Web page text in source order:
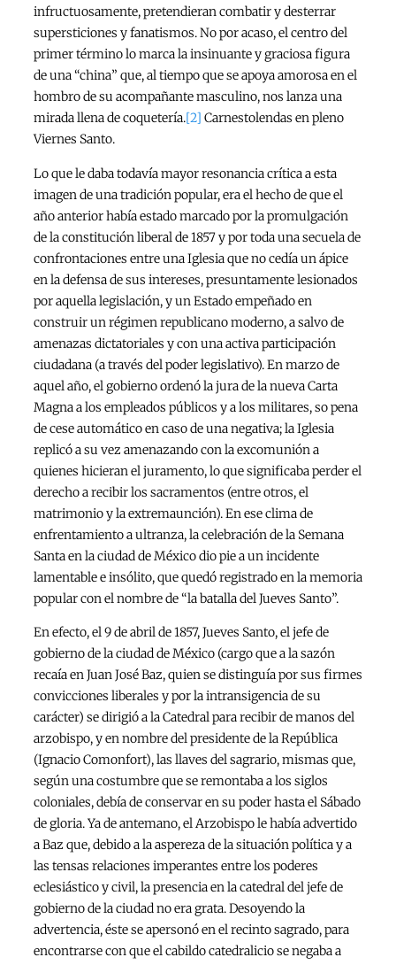
infructuosamente, pretendieran combatir y desterrar
supersticiones y fanatismos. No por acaso, el centro del
primer término lo marca la insinuante y graciosa figura
de una “china” que, al tiempo que se apoya amorosa en el
hombro de su acompañante masculino, nos lanza una
mirada llena de coquetería.[2] Carnestolendas en pleno
Viernes Santo.
Lo que le daba todavía mayor resonancia crítica a esta
imagen de una tradición popular, era el hecho de que el
año anterior había estado marcado por la promulgación
de la constitución liberal de 1857 y por toda una secuela de
confrontaciones entre una Iglesia que no cedía un ápice
en la defensa de sus intereses, presuntamente lesionados
por aquella legislación, y un Estado empeñado en
construir un régimen republicano moderno, a salvo de
amenazas dictatoriales y con una activa participación
ciudadana (a través del poder legislativo). En marzo de
aquel año, el gobierno ordenó la jura de la nueva Carta
Magna a los empleados públicos y a los militares, so pena
de cese automático en caso de una negativa; la Iglesia
replicó a su vez amenazando con la excomunión a
quienes hicieran el juramento, lo que significaba perder el
derecho a recibir los sacramentos (entre otros, el
matrimonio y la extremaunción). En ese clima de
enfrentamiento a ultranza, la celebración de la Semana
Santa en la ciudad de México dio pie a un incidente
lamentable e insólito, que quedó registrado en la memoria
popular con el nombre de “la batalla del Jueves Santo”.
En efecto, el 9 de abril de 1857, Jueves Santo, el jefe de
gobierno de la ciudad de México (cargo que a la sazón
recaía en Juan José Baz, quien se distinguía por sus firmes
convicciones liberales y por la intransigencia de su
carácter) se dirigió a la Catedral para recibir de manos del
arzobispo, y en nombre del presidente de la República
(Ignacio Comonfort), las llaves del sagrario, mismas que,
según una costumbre que se remontaba a los siglos
coloniales, debía de conservar en su poder hasta el Sábado
de gloria. Ya de antemano, el Arzobispo le había advertido
a Baz que, debido a la aspereza de la situación política y a
las tensas relaciones imperantes entre los poderes
eclesiástico y civil, la presencia en la catedral del jefe de
gobierno de la ciudad no era grata. Desoyendo la
advertencia, éste se apersonó en el recinto sagrado, para
encontrarse con que el cabildo catedralicio se negaba a